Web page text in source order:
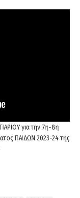
για την 7η-8η
ΠΑΙΔΩΝ 2023-24 της